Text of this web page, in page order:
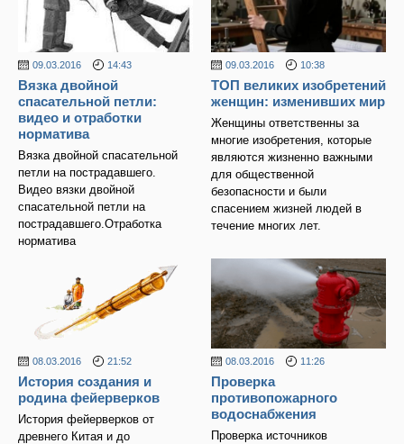
09.03.2016 14:43
Вязка двойной
спасательной петли:
видео и отработки
норматива
Вязка двойной спасательной
петли на пострадавшего.
Видео вязки двойной
спасательной петли на
пострадавшего.Отработка
норматива
09.03.2016 10:38
ТОП великих изобретений
женщин: изменивших мир
Женщины ответственны за
многие изобретения, которые
являются жизненно важными
для общественной
безопасности и были
спасением жизней людей в
течение многих лет.
08.03.2016 21:52
История создания и
родина фейерверков
История фейерверков от
древнего Китая и до
08.03.2016 11:26
Проверка
противопожарного
водоснабжения
Проверка источников